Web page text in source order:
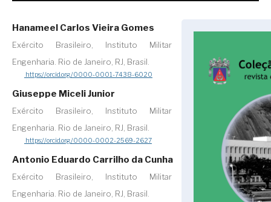
Hanameel Carlos Vieira Gomes
Exército Brasileiro, Instituto Militar de
Engenharia. Rio de Janeiro, RJ, Brasil.
https://orcid.org/0000-0001-7438-6020
Giuseppe Miceli Junior
Exército Brasileiro, Instituto Militar de
Engenharia. Rio de Janeiro, RJ, Brasil.
https://orcid.org/0000-0002-2569-2627
Antonio Eduardo Carrilho da Cunha
Exército Brasileiro, Instituto Militar de
Engenharia. Rio de Janeiro, RJ, Brasil.